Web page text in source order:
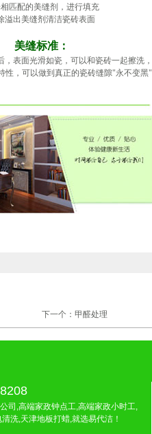
匹配的美缝剂，进行填充
溢出美缝剂清洁瓷砖表面
美缝标准：
，表面光滑如瓷，可以和瓷砖一起擦洗，
性，可以做到真正的瓷砖缝隙"永不变黑"
下一个：甲醛处理
司,高端家政钟点工,高端家政小时工,
洗,天津地板打蜡,就选易代洁！